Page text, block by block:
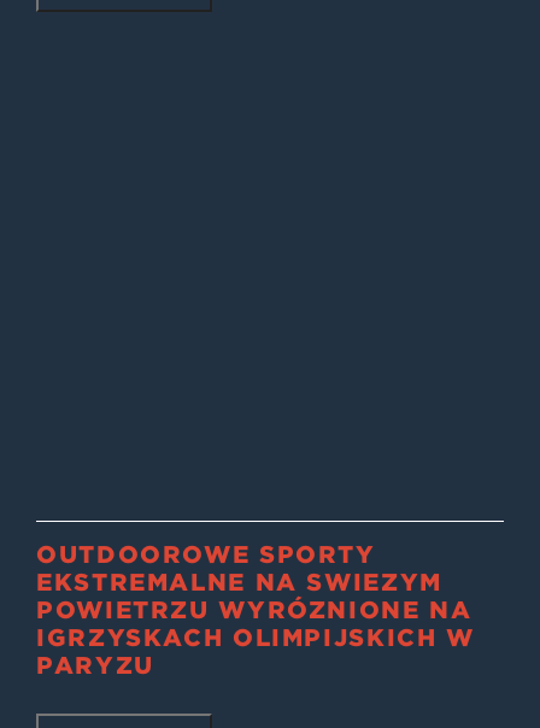
OUTDOOROWE SPORTY
EKSTREMALNE NA ŚWIEŻYM
POWIETRZU WYRÓŻNIONE NA
IGRZYSKACH OLIMPIJSKICH W
PARYŻU